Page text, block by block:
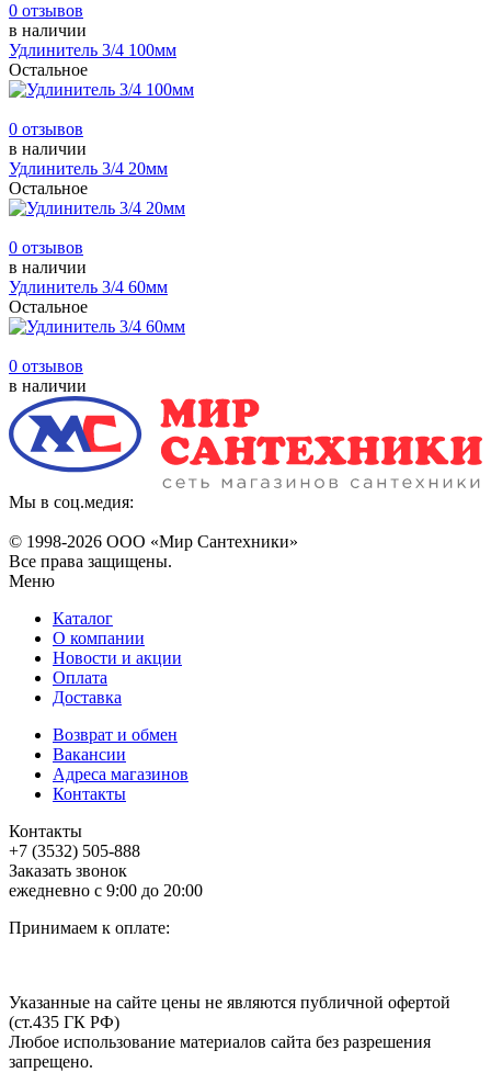
0 отзывов
в наличии
Удлинитель 3/4 100мм
Остальное
0 отзывов
в наличии
Удлинитель 3/4 20мм
Остальное
0 отзывов
в наличии
Удлинитель 3/4 60мм
Остальное
0 отзывов
в наличии
Мы в соц.медия:
© 1998-2026 ООО «Мир Сантехники»
Все права защищены.
Меню
Каталог
О компании
Новости и акции
Оплата
Доставка
Возврат и обмен
Вакансии
Адреса магазинов
Контакты
Контакты
+7 (3532) 505-888
Заказать звонок
ежедневно с 9:00 до 20:00
Принимаем к оплате:
Указанные на сайте цены не являются публичной офертой
(ст.435 ГК РФ)
Любое использование материалов сайта без разрешения
запрещено.